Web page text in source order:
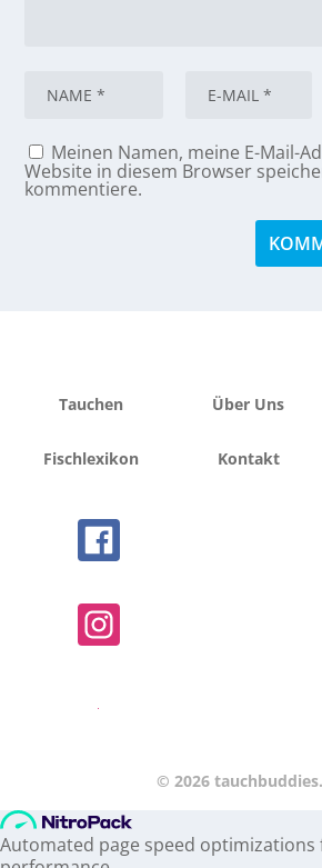
Meinen Namen, meine E-Mail-
Website in diesem Browser
kommentiere.
Tauchen
Fischlexikon
Über Uns
Kontakt
© 2026